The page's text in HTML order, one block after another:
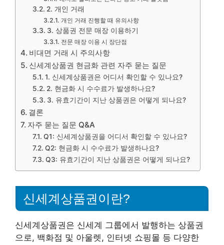
2. 개인 거래
개인 거래 진행할 때 유의사항
3. 상품권 전문 매장 이용하기
전문 매장 이용 시 장단점
비대면 거래 시 주의사항
신세계상품권 현금화 관련 자주 묻는 질문
1. 신세계상품권은 어디서 확인할 수 있나요?
2. 현금화 시 수수료가 발생하나요?
3. 유효기간이 지난 상품권은 어떻게 되나요?
결론
자주 묻는 질문 Q&A
Q1: 신세계상품권을 어디서 확인할 수 있나요?
Q2: 현금화 시 수수료가 발생하나요?
Q3: 유효기간이 지난 상품권은 어떻게 되나요?
신세계상품권이란?
신세계상품권은 신세계 그룹에서 발행하는 상품권
으로, 백화점 및 아울렛, 인터넷 쇼핑몰 등 다양한